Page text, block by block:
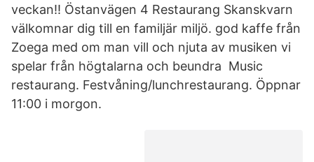
veckan!! Östanvägen 4 Restaurang Skanskvarn
välkomnar dig till en familjär miljö. god kaffe från
Zoega med om man vill och njuta av musiken vi
spelar från högtalarna och beundra Music
restaurang. Festvåning/lunchrestaurang. Öppnar
11:00 i morgon.